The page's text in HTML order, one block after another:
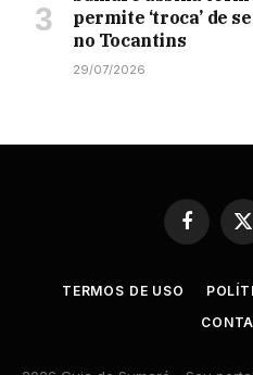
permite ‘troca’ de
no Tocantins
29/07/2026
Facebook
X
TERMOS DE USO